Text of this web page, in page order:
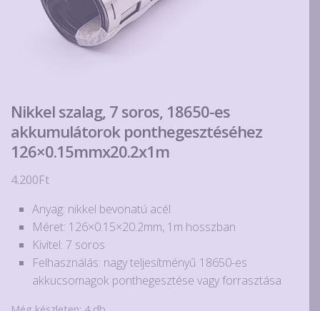
Nikkel szalag, 7 soros, 18650-es
akkumulátorok ponthegesztéséhez
126×0.15mmx20.2x1m
4.200Ft
Anyag: nikkel bevonatú acél
Méret: 126×0.15×20.2mm, 1m hosszban
Kivitel: 7 soros
Felhasználás: nagy teljesítményű 18650-es
akkucsomagok ponthegesztése vagy forrasztása